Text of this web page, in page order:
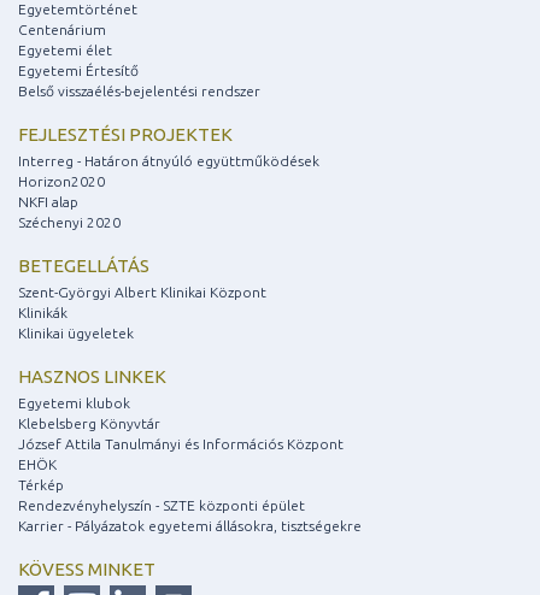
Egyetemtörténet
Centenárium
Egyetemi élet
Egyetemi Értesítő
Belső visszaélés-bejelentési rendszer
FEJLESZTÉSI PROJEKTEK
Interreg - Határon átnyúló együttműködések
Horizon2020
NKFI alap
Széchenyi 2020
BETEGELLÁTÁS
Szent-Györgyi Albert Klinikai Központ
Klinikák
Klinikai ügyeletek
HASZNOS LINKEK
Egyetemi klubok
Klebelsberg Könyvtár
József Attila Tanulmányi és Információs Központ
EHÖK
Térkép
Rendezvényhelyszín - SZTE központi épület
Karrier - Pályázatok egyetemi állásokra, tisztségekre
KÖVESS MINKET